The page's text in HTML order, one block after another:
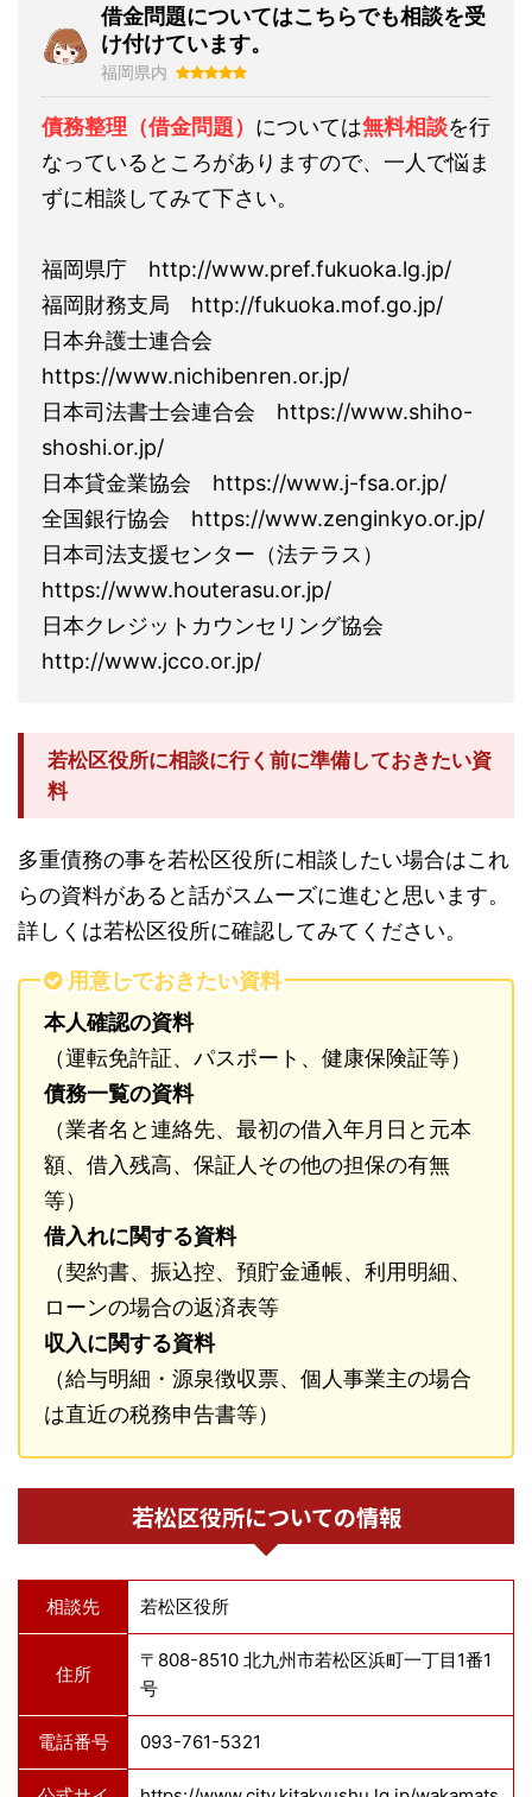
借金問題についてはこちらでも相談を受
け付けています。
福岡県内
債務整理（借金問題） については無料相談を行
なっているところがありますので、一人で悩ま
ずに相談してみて下さい。
福岡県庁 http://www.pref.fukuoka.lg.jp/
福岡財務支局 http://fukuoka.mof.go.jp/
日本弁護士連合会
https://www.nichibenren.or.jp/
日本司法書士会連合会 https://www.shiho-
shoshi.or.jp/
日本貸金業協会 https://www.j-fsa.or.jp/
全国銀行協会 https://www.zenginkyo.or.jp/
日本司法支援センター（法テラス）
https://www.houterasu.or.jp/
日本クレジットカウンセリング協会
http://www.jcco.or.jp/
若松区役所に相談に行く前に準備しておきたい資
料
多重債務の事を若松区役所に相談したい場合はこれ
らの資料があると話がスムーズに進むと思います。
詳しくは若松区役所に確認してみてください。
用意しておきたい資料
本人確認の資料
（運転免許証、パスポート、健康保険証等）
債務一覧の資料
（業者名と連絡先、最初の借入年月日と元本
額、借入残高、保証人その他の担保の有無
等）
借入れに関する資料
（契約書、振込控、預貯金通帳、利用明細、
ローンの場合の返済表等
収入に関する資料
（給与明細・源泉徴収票、個人事業主の場合
は直近の税務申告書等）
若松区役所についての情報
相談先 若松区役所
住所
〒808-8510 北九州市若松区浜町一丁目1番1
号
電話番号 093-761-5321